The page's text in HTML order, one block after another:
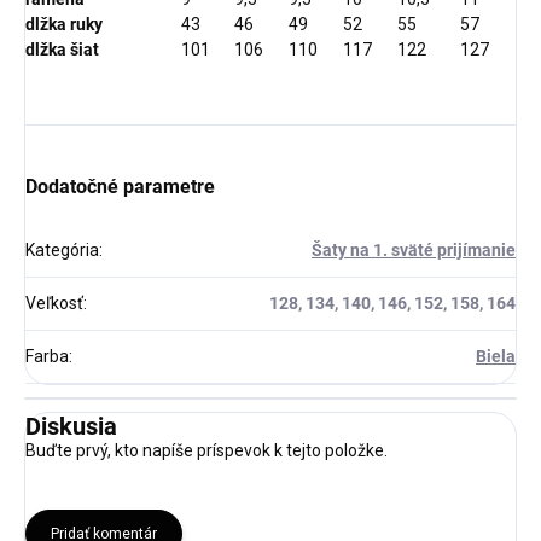
dlžka ruky
43 46 49 52 55
57
dlžka šiat
101 106 110 117 122 127
Dodatočné parametre
Kategória: Šaty na 1. sväté prijímanie
Veľkosť: 128, 134, 140, 146, 152, 158, 164
Farba: Biela
Diskusia
Buďte prvý, kto napíše príspevok k tejto položke.
Pridať komentár